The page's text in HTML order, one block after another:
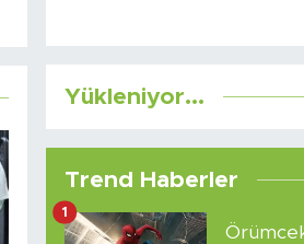
Yükleniyor...
Trend Haberler
1